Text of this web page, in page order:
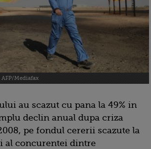
Mediafax
au scazut cu pana la 49% in
declin anual dupa criza
pe fondul cererii scazute la
al concurentei dintre